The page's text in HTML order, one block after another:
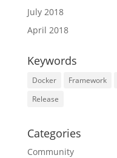
July 2018
April 2018
Keywords
Docker Framework
Release
Categories
Community